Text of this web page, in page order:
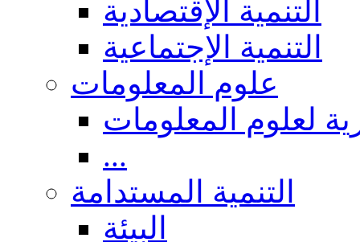
التنمية الإقتصادية
التنمية الإجتماعية
علوم المعلومات
لعلوم المعلومات
...
التنمية المستدامة
البيئة